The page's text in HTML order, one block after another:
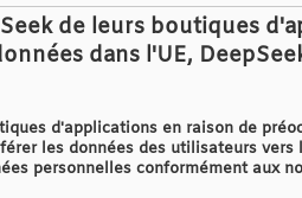
de leurs boutiques
dans l'UE,
d'applications en raison de
les données des utilisateurs vers
personnelles conformément aux